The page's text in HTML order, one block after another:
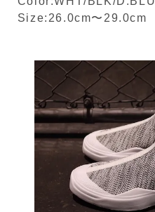
Size:26.0cm〜29.0cm